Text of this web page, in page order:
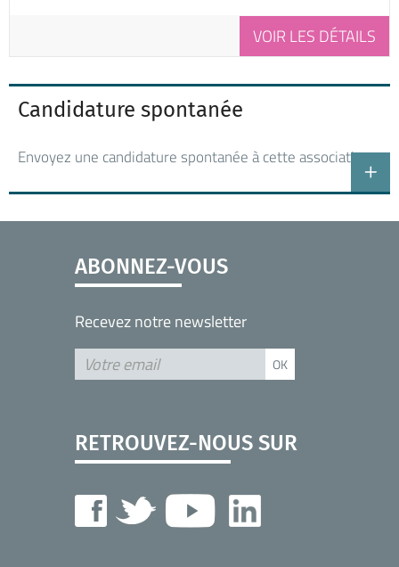
VOIR LES DÉTAILS
Candidature spontanée
Envoyez une candidature spontanée à cette association
ABONNEZ-VOUS
Recevez notre newsletter
RETROUVEZ-NOUS SUR